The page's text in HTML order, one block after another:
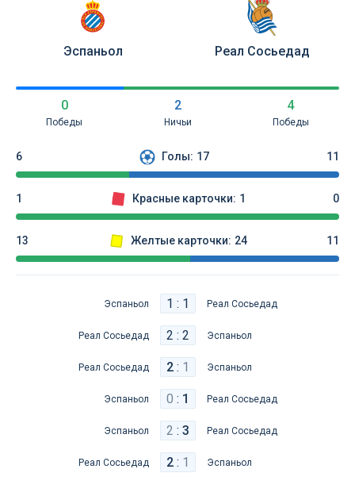
Эспаньол
0
Победы
2
Ничьи
4
Победы
Реал Сосьедад
6 Голы: 17 11
1 Красные карточки: 1 0
13 Желтые карточки: 24 11
Эспаньол 1 : 1 Реал Сосьедад
Реал Сосьедад 2 : 2 Эспаньол
Реал Сосьедад 2: 1 Эспаньол
Эспаньол 0 : 1 Реал Сосьедад
Эспаньол 2 : 3 Реал Сосьедад
Реал Сосьедад 2: 1 Эспаньол